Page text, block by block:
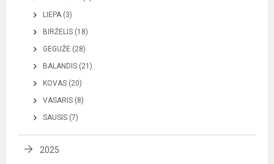
LIEPA (3)
BIRŽELIS (18)
GEGUŽĖ (28)
BALANDIS (21)
KOVAS (20)
VASARIS (8)
SAUSIS (7)
2025